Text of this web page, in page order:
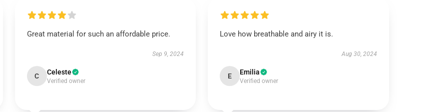
Great material for such an affordable price.
Sep 9, 2024
C Celeste
Verified owner
Love how breathable and airy it is.
Aug 30, 2024
E Emilia
Verified owner